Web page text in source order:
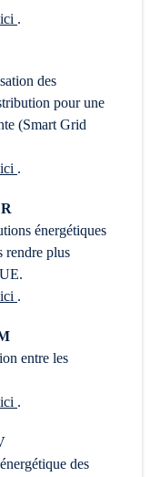
.
des
pour une
(Smart Grid
.
énergétiques
rendre plus
.
entre les
.
des